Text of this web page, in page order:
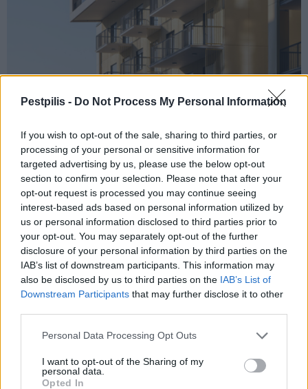
Pestpilis - Do Not Process My Personal Information
If you wish to opt-out of the sale, sharing to third parties, or
processing of your personal or sensitive information for
targeted advertising by us, please use the below opt-out
section to confirm your selection. Please note that after your
opt-out request is processed you may continue seeing
interest-based ads based on personal information utilized by
us or personal information disclosed to third parties prior to
your opt-out. You may separately opt-out of the further
disclosure of your personal information by third parties on the
IAB’s list of downstream participants. This information may
also be disclosed by us to third parties on the IAB’s List of
Downstream Participants that may further disclose it to other
Personal Data Processing Opt Outs
I want to opt-out of the Sharing of my
personal data.
Opted In
Helyi lakásépítés Market Építő Zrt. Újbuda
új építésű lakások
BudaPart
XI. kerület Property Market Kft. Fiabci
MAGYAR ÉPÍTŐK
Mi épül?